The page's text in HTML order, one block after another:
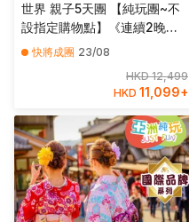
世界 親子5天團 【純玩團~不
設指定購物點】《連續2晚》
國際五星級Mandai
BANYAN TREE 萬態雨林悅榕
快將成團 23/08
HKD 12,499
HKD 11,099+